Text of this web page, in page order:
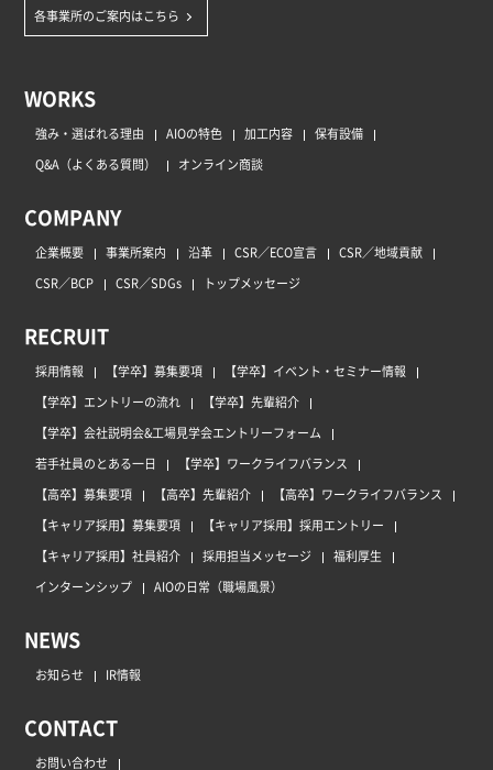
各事業所のご案内はこちら
WORKS
強み・選ばれる理由 AIOの特色 加工内容
保有設備
Q&A（よくある質問）
オンライン商談
COMPANY
企業概要 事業所案内 沿革 CSR／ECO宣言
CSR／地域貢献
CSR／BCP
CSR／SDGs トップメッセージ
RECRUIT
採用情報 【学卒】募集要項
【学卒】イベント・セミナー情報
【学卒】エントリーの流れ
【学卒】先輩紹介
【学卒】会社説明会&工場見学会エントリーフォーム
若手社員のとある一日
【学卒】ワークライフバランス
【高卒】募集要項
【高卒】先輩紹介
【高卒】ワークライフバランス
【キャリア採用】募集要項
【キャリア採用】採用エントリー
【キャリア採用】社員紹介
採用担当メッセージ
福利厚生
インターンシップ
AIOの日常（職場風景）
NEWS
お知らせ IR情報
CONTACT
お問い合わせ